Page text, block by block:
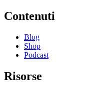
Contenuti
Blog
Shop
Podcast
Risorse